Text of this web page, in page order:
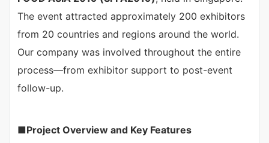
The event attracted approximately 200 exhibitors
from 20 countries and regions around the world.
Our company was involved throughout the entire
process—from exhibitor support to post-event
follow-up.
■Project Overview and Key Features